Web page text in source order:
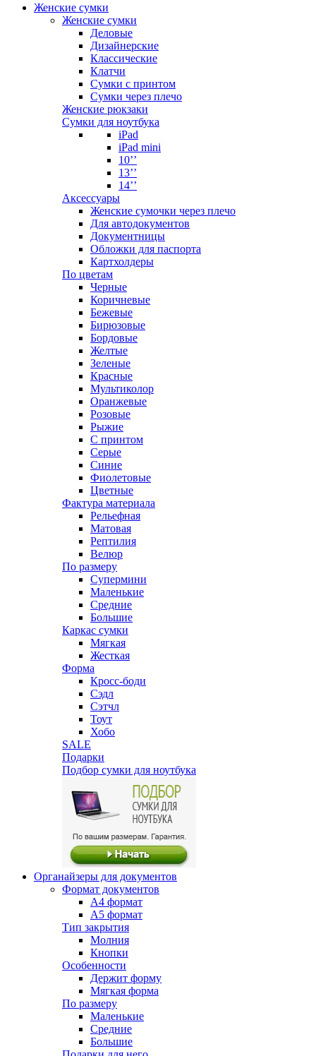
Женские сумки
Женские сумки
Деловые
Дизайнерские
Классические
Клатчи
Сумки с принтом
Сумки через плечо
Женские рюкзаки
Сумки для ноутбука
iPad
iPad mini
10’’
13’’
14’’
Аксессуары
Женские сумочки через плечо
Для автодокументов
Документницы
Обложки для паспорта
Картхолдеры
По цветам
Черные
Коричневые
Бежевые
Бирюзовые
Бордовые
Желтые
Зеленые
Красные
Мультиколор
Оранжевые
Розовые
Рыжие
С принтом
Серые
Синие
Фиолетовые
Цветные
Фактура материала
Рельефная
Матовая
Рептилия
Велюр
По размеру
Супермини
Маленькие
Средние
Большие
Каркас сумки
Мягкая
Жесткая
Форма
Кросс-боди
Сэдл
Сэтчл
Тоут
Хобо
SALE
Подарки
Подбор сумки для ноутбука
Органайзеры для документов
Формат документов
А4 формат
А5 формат
Тип закрытия
Молния
Кнопки
Особенности
Держит форму
Мягкая форма
По размеру
Маленькие
Средние
Большие